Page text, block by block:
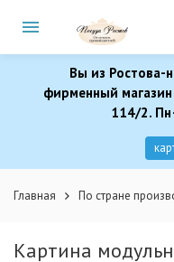
Вы из Ростова-
фирменный
114/2.
Главная По стране
Картина